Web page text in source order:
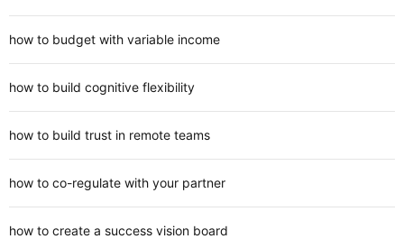
how to budget with variable income
how to build cognitive flexibility
how to build trust in remote teams
how to co-regulate with your partner
how to create a success vision board